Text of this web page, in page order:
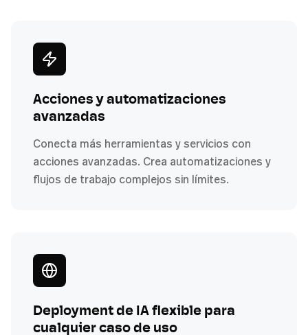
Acciones y automatizaciones
avanzadas
Conecta más herramientas y servicios con
acciones avanzadas. Crea automatizaciones y
flujos de trabajo complejos sin límites.
Deployment de IA flexible para
cualquier caso de uso